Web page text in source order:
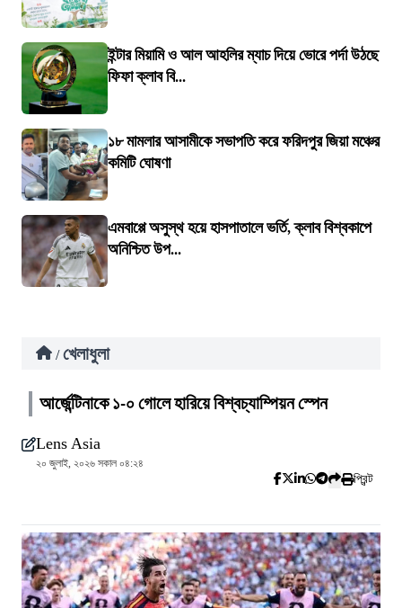
ইন্টার মিয়ামি ও আল আহলির ম্যাচ দিয়ে ভোরে পর্দা উঠছে
ফিফা ক্লাব বি...
১৮ মামলার আসামীকে সভাপতি করে ফরিদপুর জিয়া মঞ্চের
কমিটি ঘোষণা
এমবাপ্পে অসুস্থ হয়ে হাসপাতালে ভর্তি, ক্লাব বিশ্বকাপে
অনিশ্চিত উপ...
/ খেলাধুলা
আর্জেন্টিনাকে ১-০ গোলে হারিয়ে বিশ্বচ্যাম্পিয়ন স্পেন
Lens Asia
২০ জুলাই, ২০২৬ সকাল ০৪:২৪
প্রিন্ট